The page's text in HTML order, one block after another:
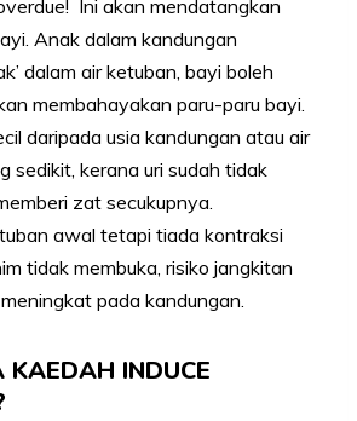
Ini akan mendatangkan
Anak dalam kandungan
dalam air ketuban, bayi boleh
membahayakan paru-paru bayi.
daripada usia kandungan atau air
sedikit, kerana uri sudah tidak
zat secukupnya.
awal tetapi tiada kontraksi
tidak membuka, risiko jangkitan
pada kandungan.
INDUCE